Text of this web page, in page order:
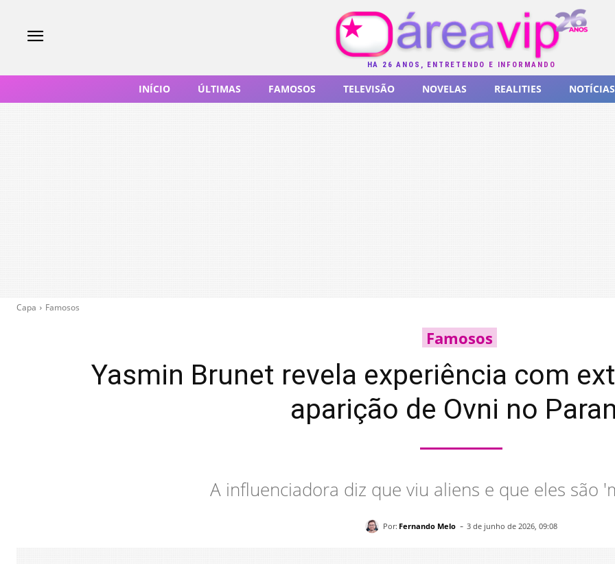
HÁ 26 ANOS, ENTRETENDO E INFORMANDO
INÍCIO ÚLTIMAS FAMOSOS TELEVISÃO NOVELAS REALITIES NOTÍCIAS
Capa Famosos
Famosos
Yasmin Brunet revela experiência com
aparição de Ovni no
A influenciadora diz que viu aliens e que eles são
Por: Fernando Melo - 3 de junho de 2026, 09:08